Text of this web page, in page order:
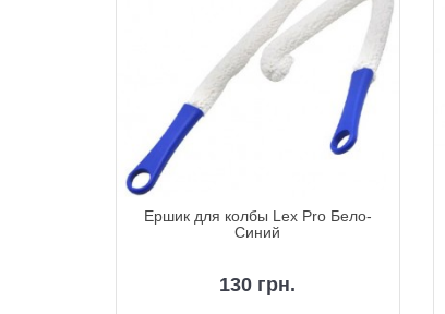
Ершик для колбы Lex Pro Бело-
Синий
130 грн.